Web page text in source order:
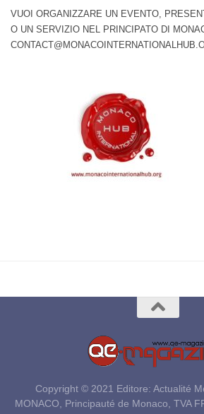
VUOI ORGANIZZARE UN EVENTO,
O UN SERVIZIO NEL PRINCIPATO DI
Copyright © 2021 Editore: Actualité
MONACO, Principauté de Monaco, TVA